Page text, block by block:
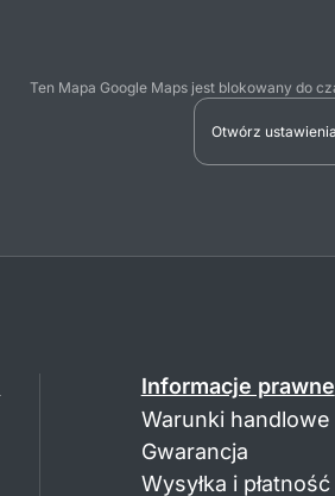
Ten Mapa Google Maps jest blokowany do
Otwórz
Informacje prawne
Warunki handlowe
Gwarancja
Wysyłka i płatność